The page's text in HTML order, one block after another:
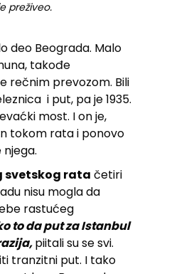
preživeo.
deo Beograda. Malo
takođe
rečnim prevozom. Bili
i put, pa je 1935.
most. I on je,
tokom rata i ponovo
svetskog rata četiri
nisu mogla da
rastućeg
to da put za Istanbul
piitali su se svi.
tranzitni put. I tako